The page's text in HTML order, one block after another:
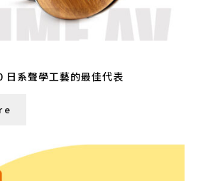
系聲學工藝的最佳代表